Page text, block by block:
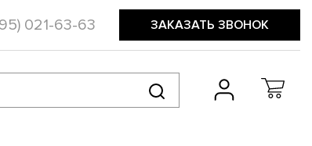
021-63-63 ЗАКАЗАТЬ ЗВОНОК